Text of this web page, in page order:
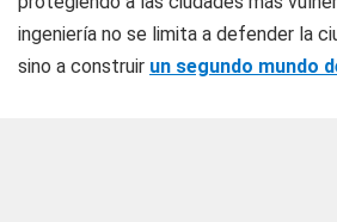
ingeniería no se limita a defender la
sino a construir un segundo mundo